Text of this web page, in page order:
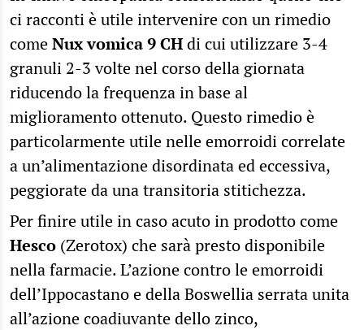
ci racconti è utile intervenire con un rimedio
comeNux vomica 9 CHdi cui utilizzare 3-4
granuli 2-3 volte nel corso della giornata
riducendo la frequenza in base al
miglioramento ottenuto. Questo rimedio è
particolarmente utile nelle emorroidi correlate
a un’alimentazione disordinata ed eccessiva,
peggiorate da una transitoria stitichezza.
Per finire utile in caso acuto in prodotto come
Hesco (Zerotox) che sarà presto disponibile
nella farmacie. L’azione contro le emorroidi
dell’Ippocastano e della Boswellia serrata unita
all’azione coadiuvante dello zinco,